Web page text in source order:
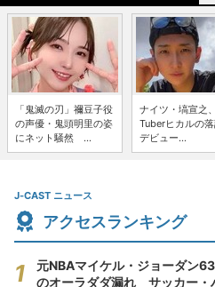
「鬼滅の刃」禰豆子役
の声優・鬼頭明里の姿
にネット騒然 ...
ナイツ・塙宣之
Tuberヒカルの
デビュー...
J-CAST ニュース
アクセスランキング
元NBAマイケル・ジョーダン
のオーラダダ漏れ サッカー・